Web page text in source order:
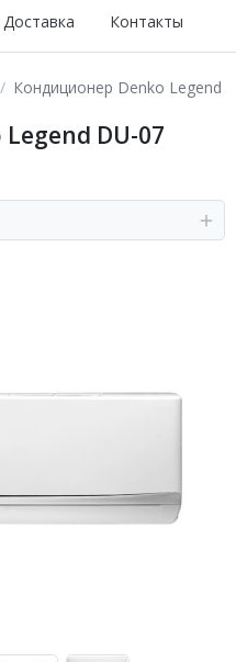
Доставка Контакты
Кондиционер Denko Legend
DU-07